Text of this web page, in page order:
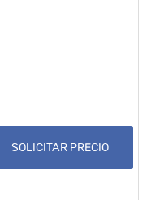
SOLICITAR PRECIO